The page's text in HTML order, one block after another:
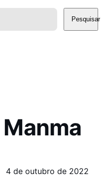
Pesquisar
4 de outubro de 2022